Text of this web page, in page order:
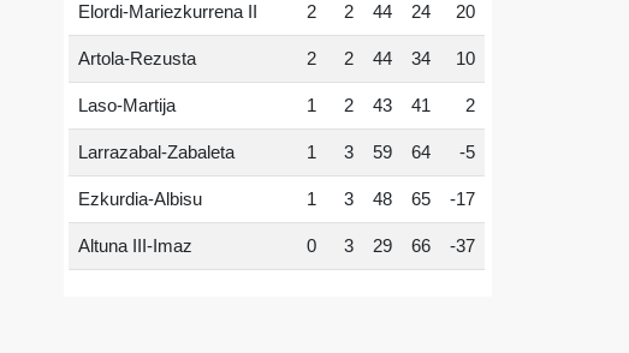
Elordi-Mariezkurrena II 2 2 44 24 20
Artola-Rezusta 2 2 44 34 10
Laso-Martija 1 2 43 41 2
Larrazabal-Zabaleta 1 3 59 64 -5
Ezkurdia-Albisu 1 3 48 65 -17
Altuna III-Imaz 0 3 29 66 -37